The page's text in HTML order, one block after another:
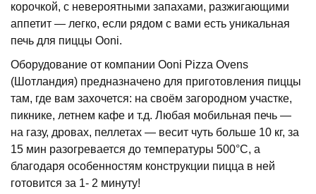
корочкой, с невероятными запахами, разжигающими
аппетит — легко, если рядом с вами есть уникальная
печь для пиццы Ooni.
Оборудование от компании Ooni Pizza Ovens
(Шотландия) предназначено для приготовления пиццы
там, где вам захочется: на своём загородном участке,
пикнике, летнем кафе и т.д. Любая мобильная печь —
на газу, дровах, пеллетах — весит чуть больше 10 кг, за
15 мин разогревается до температуры 500°С, а
благодаря особенностям конструкции пицца в ней
готовится за 1- 2 минуту!